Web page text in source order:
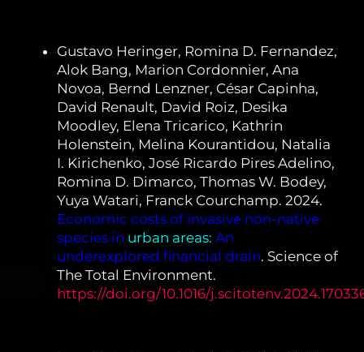
Gustavo Heringer, Romina D. Fernandez,
Alok Bang, Marion Cordonnier, Ana
Novoa, Bernd Lenzner, César Capinha,
David Renault, David Roiz, Desika
Moodley, Elena Tricarico, Kathrin
Holenstein, Melina Kourantidou, Natalia
I. Kirichenko, José Ricardo Pires Adelino,
Romina D. Dimarco, Thomas W. Bodey,
Yuya Watari, Franck Courchamp. 2024.
Economic costs of invasive non-native
species in urban areas: An
underexplored financial drain. Science of
The Total Environment.
https://doi.org/10.1016/